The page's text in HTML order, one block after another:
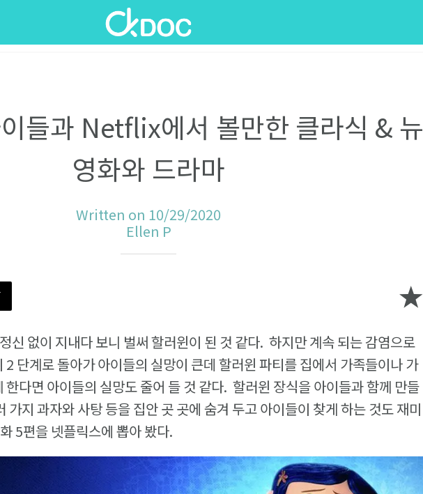
들과 Netflix에서 볼만한 클라식 & 뉴
영화와 드라마
Written on 10/29/2020
Ellen P
신 없이 지내다 보니 벌써 할러윈이 된 것 같다. 하지만 계속 되는 감염으로
2 단계로 돌아가 아이들의 실망이 큰데 할러윈 파티를 집에서 가족들이나 가
한다면 아이들의 실망도 줄어 들 것 같다. 할러윈 장식을 아이들과 함께 만들
가지 과자와 사탕 등을 집안 곳 곳에 숨겨 두고 아이들이 찾게 하는 것도 재미
5편을 넷플릭스에 뽑아 봤다.